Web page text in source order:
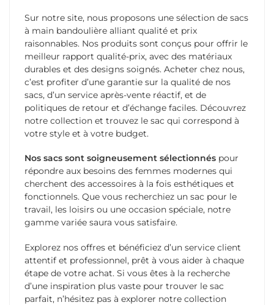
Sur notre site, nous proposons une sélection de sacs
à main bandoulière alliant qualité et prix
raisonnables. Nos produits sont conçus pour offrir le
meilleur rapport qualité-prix, avec des matériaux
durables et des designs soignés. Acheter chez nous,
c’est profiter d’une garantie sur la qualité de nos
sacs, d’un service après-vente réactif, et de
politiques de retour et d’échange faciles. Découvrez
notre collection et trouvez le sac qui correspond à
votre style et à votre budget.
Nos sacs sont soigneusement sélectionnés pour
répondre aux besoins des femmes modernes qui
cherchent des accessoires à la fois esthétiques et
fonctionnels. Que vous recherchiez un sac pour le
travail, les loisirs ou une occasion spéciale, notre
gamme variée saura vous satisfaire.
Explorez nos offres et bénéficiez d’un service client
attentif et professionnel, prêt à vous aider à chaque
étape de votre achat. Si vous êtes à la recherche
d’une inspiration plus vaste pour trouver le sac
parfait, n’hésitez pas à explorer notre collection